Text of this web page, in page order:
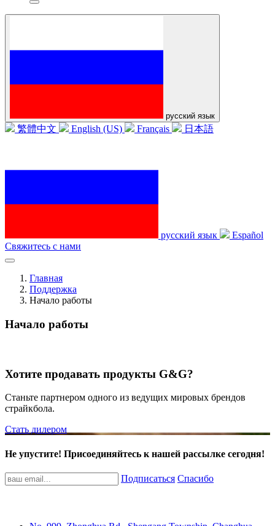
русский язык
繁體中文 English (US) Français 日本語
русский язык
Español
Свяжитесь с нами
Главная
Поддержка
Начало работы
Начало работы
Хотите продавать продукты G&G?
Станьте партнером одного из ведущих мировых брендов
страйкбола.
Стать дилером
Не упустите! Присоединяйтесь к нашей рассылке сегодня!
Подписаться Спасибо